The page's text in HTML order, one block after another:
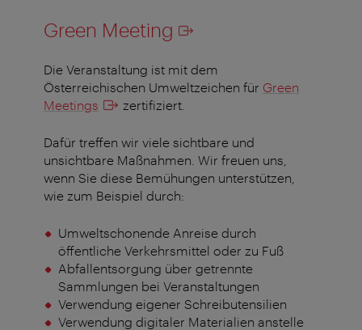
Green Meeting
Die Veranstaltung ist mit dem
Österreichischen Umweltzeichen für Green
Meetings
zertifiziert.
Dafür treffen wir viele sichtbare und
unsichtbare Maßnahmen. Wir freuen uns,
wenn Sie diese Bemühungen unterstützen,
wie zum Beispiel durch:
Umweltschonende Anreise durch
öffentliche Verkehrsmittel oder zu Fuß
Abfallentsorgung über getrennte
Sammlungen bei Veranstaltungen
Verwendung eigener Schreibutensilien
Verwendung digitaler Materialien anstelle